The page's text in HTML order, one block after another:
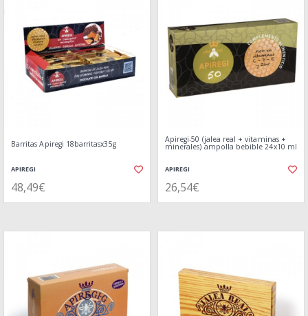
Barritas Apiregi 18barritasx35g
APIREGI
48,49€
Apiregi-50 (jalea real + vitaminas +
minerales) ampolla bebible 24x10 ml
APIREGI
26,54€